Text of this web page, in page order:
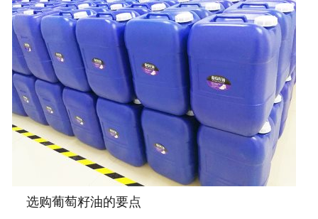
选购葡萄籽油的要点